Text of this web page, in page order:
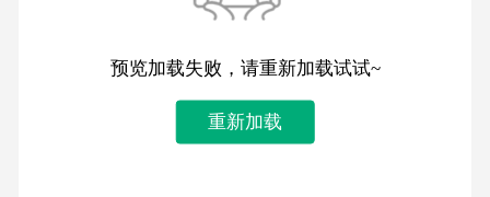
预览加载失败，请重新加载试试~
重新加载